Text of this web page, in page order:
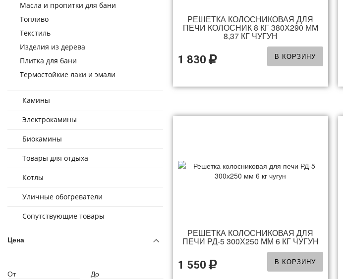
Масла и пропитки для бани
Топливо
Текстиль
Изделия из дерева
Плитка для бани
Термостойкие лаки и эмали
Камины
Электрокамины
Биокамины
Товары для отдыха
Котлы
Уличные обогреватели
Сопутствующие товары
Цена
От До
РЕШЕТКА КОЛОСНИКОВАЯ ДЛЯ
ПЕЧИ КОЛОСНИК 8 КГ 380Х290 ММ
8,37 КГ ЧУГУН
1 830 В КОРЗИНУ
РЕШЕТКА КОЛОСНИКОВАЯ ДЛЯ
ПЕЧИ РД-5 300Х250 ММ 6 КГ ЧУГУН
1 550 В КОРЗИНУ